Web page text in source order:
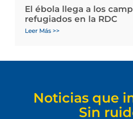
El ébola llega a los
refugiados en la RDC
Leer Más >>
Noticias que
Sin